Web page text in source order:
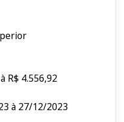
R$ 4.556,92
à 27/12/2023